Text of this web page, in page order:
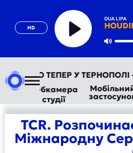
HD
DUA LIPA
Play
ТЕПЕР У ТЕРНОПОЛІ -
Вебкамера
студії
TCR.
Міжнародну